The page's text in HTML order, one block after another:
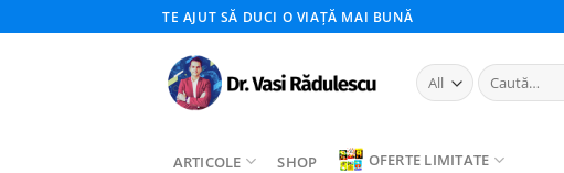
to
TE AJUT SĂ DUCI O VIAȚĂ MAI BUNĂ
Caută
după:
ARTICOLE SHOP OFERTE LIMITATE